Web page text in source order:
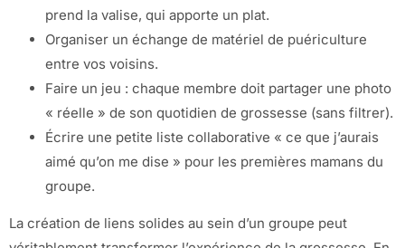
prend la valise, qui apporte un plat.
Organiser un échange de matériel de puériculture
entre vos voisins.
Faire un jeu : chaque membre doit partager une photo
« réelle » de son quotidien de grossesse (sans filtrer).
Écrire une petite liste collaborative « ce que j’aurais
aimé qu’on me dise » pour les premières mamans du
groupe.
La création de liens solides au sein d’un groupe peut